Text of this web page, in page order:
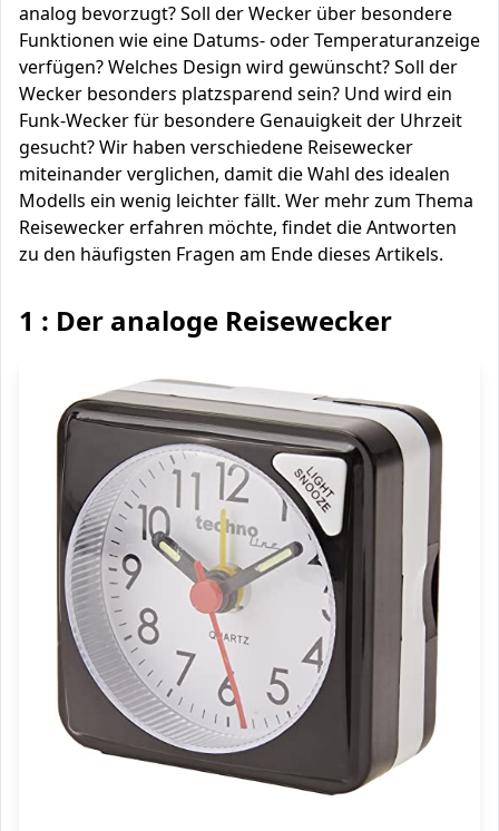
analog bevorzugt? Soll der Wecker über besondere
Funktionen wie eine Datums- oder Temperaturanzeige
verfügen? Welches Design wird gewünscht? Soll der
Wecker besonders platzsparend sein? Und wird ein
Funk-Wecker für besondere Genauigkeit der Uhrzeit
gesucht? Wir haben verschiedene Reisewecker
miteinander verglichen, damit die Wahl des idealen
Modells ein wenig leichter fällt. Wer mehr zum Thema
Reisewecker erfahren möchte, findet die Antworten
zu den häufigsten Fragen am Ende dieses Artikels.
1 : Der analoge Reisewecker